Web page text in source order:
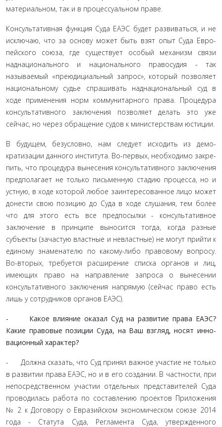
материальном, так и в процессуальном праве.
Консультативная функция Суда ЕАЭС будет развиваться, и не
исключаю, что за основу может быть взят опыт Суда Евро­
пейского союза, где существует особый механизм связи
надна­ционального и национального правосудия - так
называемый «преюдициальный запрос», который позволяет
национально­му судье спрашивать наднациональный суд в
ходе примене­ния норм коммунитарного права. Процедура
консультатив­ного заключения позволяет делать это уже
сейчас, но через обращение судов к министерствам юстиции.
В будущем, безусловно, нам следует исходить из демо­
кратизации данного института. Во-первых, необходимо закре­
пить, что процедура вынесения консультативного заключения
предполагает не только письменную стадию процесса, но и
устную, в ходе которой любое заинтересованное лицо может
донести свою позицию до Суда в ходе слушания, тем более
что для этого есть все предпосылки - консультативное
заключение в принципе выносится тогда, когда разные
субъекты (зачастую властные и невластные) не могут прийти к
единому знамена­телю по какому-либо правовому вопросу.
Во-вторых, требу­ется расширение списка органов и лиц,
имеющих право на направление запроса о вынесении
консультативного заключе­ния напрямую (сейчас право есть
лишь у сотрудников органов ЕАЭС).
- Какое влияние оказал Суд на развитие права ЕАЭС?
Какие правовые позиции Суда, на Ваш взгляд, носят инно­
вационный характер?
- Должна сказать, что Суд принял важное участие не только
в развитии права ЕАЭС, но и в его создании. В част­ности, при
непосредственном участии отдельных предста­вителей Суда
проводилась работа по составлению проектов Приложения
№ 2 к Договору о Евразийском экономическом союзе 2014
года - Статута Суда, Регламента Суда, утвержден­ного